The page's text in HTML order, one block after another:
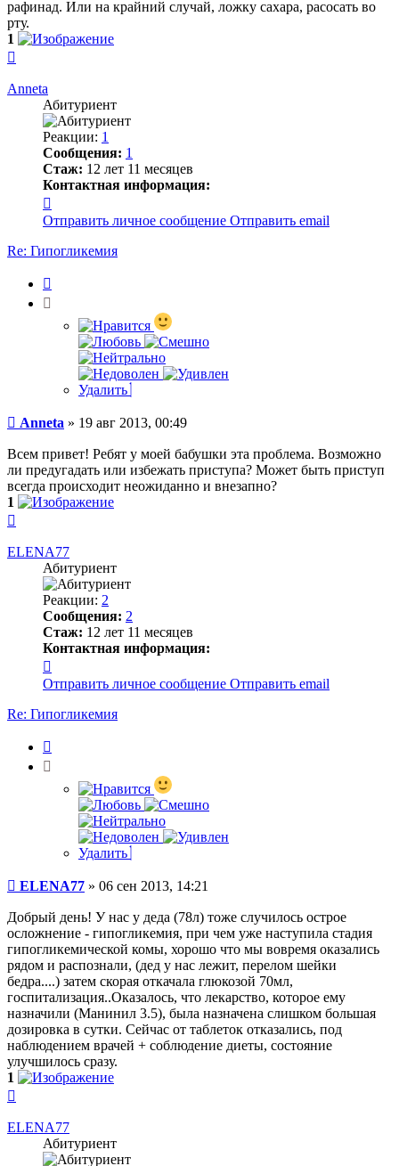
рафинад. Или на крайний случай, ложку сахара, расосать во
рту.
1
началу
Anneta
Абитуриент
Реакции: 1
Сообщения: 1
Стаж: 12 лет 11 месяцев
Контактная информация:
информация
пользователя
Anneta
Отправить личное сообщение Отправить email
Re: Гипогликемия
Удалить
Сообщение
Anneta » 19 авг 2013, 00:49
Всем привет! Ребят у моей бабушки эта проблема. Возможно
ли предугадать или избежать приступа? Может быть приступ
всегда происходит неожиданно и внезапно?
1
началу
ELENA77
Абитуриент
Реакции: 2
Сообщения: 2
Стаж: 12 лет 11 месяцев
Контактная информация:
информация
пользователя
ELENA77
Отправить личное сообщение Отправить email
Re: Гипогликемия
Удалить
Сообщение
ELENA77 » 06 сен 2013, 14:21
Добрый день! У нас у деда (78л) тоже случилось острое
осложнение - гипогликемия, при чем уже наступила стадия
гипогликемической комы, хорошо что мы вовремя оказались
рядом и распознали, (дед у нас лежит, перелом шейки
бедра....) затем скорая откачала глюкозой 70мл,
госпитализация..Оказалось, что лекарство, которое ему
назначили (Манинил 3.5), была назначена слишком большая
дозировка в сутки. Сейчас от таблеток отказались, под
наблюдением врачей + соблюдение диеты, состояние
улучшилось сразу.
1
началу
ELENA77
Абитуриент